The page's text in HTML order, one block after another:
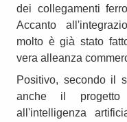
dei collegamenti
Accanto
molto è già stato
vera alleanza
Positivo, secondo il
anche il
all'intelligenza